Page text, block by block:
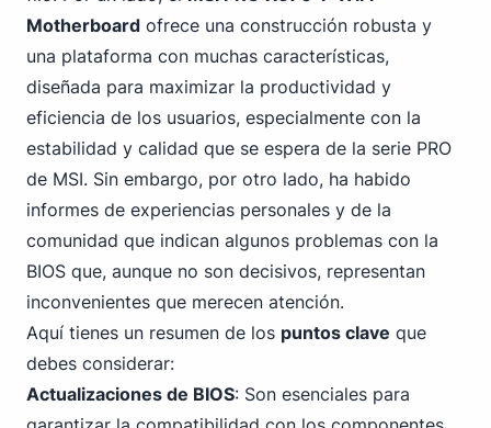
Motherboard ofrece una construcción robusta y
una plataforma con muchas características,
diseñada para maximizar la productividad y
eficiencia de los usuarios, especialmente con la
estabilidad y calidad que se espera de la serie PRO
de MSI. Sin embargo, por otro lado, ha habido
informes de experiencias personales y de la
comunidad que indican algunos problemas con la
BIOS que, aunque no son decisivos, representan
inconvenientes que merecen atención.
Aquí tienes un resumen de los puntos clave que
debes considerar:
Actualizaciones de BIOS: Son esenciales para